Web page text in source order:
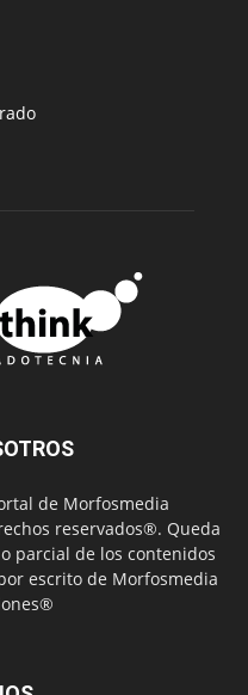
de Morfosmedia
reservados®. Queda
parcial de los contenidos
escrito de Morfosmedia